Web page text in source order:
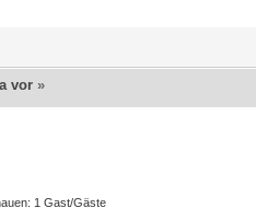
vor »
1 Gast/Gäste